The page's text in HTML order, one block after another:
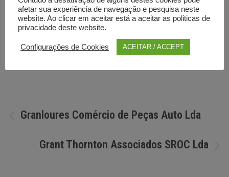
PorDiretorio anunciante
Navegação
Granloures Comércio de Peças Auto Lda
Grant Thornton Associados SROC Lda
afetar sua experiência de navegação e pesquisa neste
website. Ao clicar em aceitar está a aceitar as politicas de
privacidade deste website.
Configurações de Cookies ACEITAR / ACCEPT